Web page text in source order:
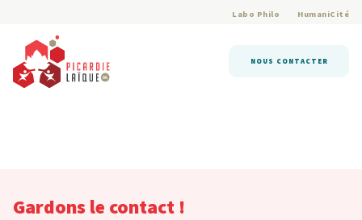
Labo Philo HumaniCité
NOUS CONTACTER
Gardons le contact !